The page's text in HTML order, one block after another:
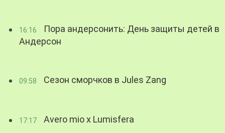
16:16
Пора андерсонить: День защиты детей в
Андерсон
09:58 Сезон сморчков в Jules Zang
17:17 Avero mio x Lumisfera